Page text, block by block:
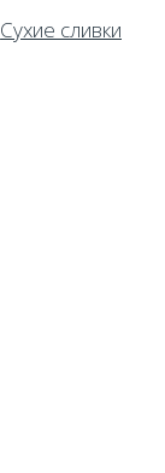
Сухие сливки